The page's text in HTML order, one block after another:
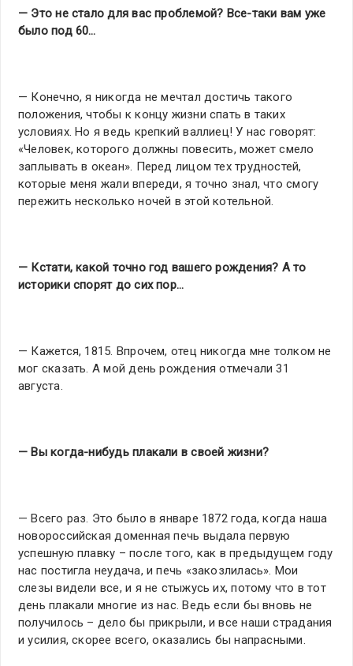
— Это не стало для вас проблемой? Все-таки вам уже
было под 60…
— Конечно, я никогда не мечтал достичь такого
положения, чтобы к концу жизни спать в таких
условиях. Но я ведь крепкий валлиец! У нас говорят:
«Человек, которого должны повесить, может смело
заплывать в океан». Перед лицом тех трудностей,
которые меня жали впереди, я точно знал, что смогу
пережить несколько ночей в этой котельной.
— Кстати, какой точно год вашего рождения? А то
историки спорят до сих пор…
— Кажется, 1815. Впрочем, отец никогда мне толком не
мог сказать. А мой день рождения отмечали 31
августа.
— Вы когда-нибудь плакали в своей жизни?
— Всего раз. Это было в январе 1872 года, когда наша
новороссийская доменная печь выдала первую
успешную плавку – после того, как в предыдущем году
нас постигла неудача, и печь «закозлилась». Мои
слезы видели все, и я не стыжусь их, потому что в тот
день плакали многие из нас. Ведь если бы вновь не
получилось – дело бы прикрыли, и все наши страдания
и усилия, скорее всего, оказались бы напрасными.